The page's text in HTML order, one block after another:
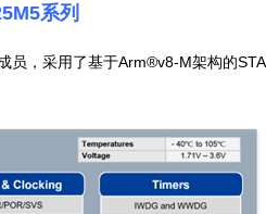
系列
员，采用了基于Arm®v8-M架构的